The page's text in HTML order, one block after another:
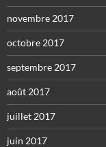
novembre 2017
octobre 2017
septembre 2017
août 2017
juillet 2017
juin 2017